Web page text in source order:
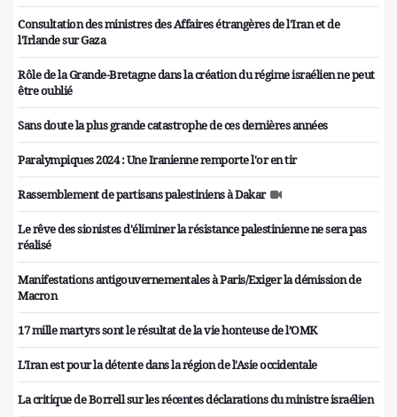
Consultation des ministres des Affaires étrangères de l'Iran et de
l'Irlande sur Gaza
Rôle de la Grande-Bretagne dans la création du régime israélien ne peut
être oublié
Sans doute la plus grande catastrophe de ces dernières années
Paralympiques 2024 : Une Iranienne remporte l'or en tir
Rassemblement de partisans palestiniens à Dakar
Le rêve des sionistes d'éliminer la résistance palestinienne ne sera pas
réalisé
Manifestations antigouvernementales à Paris/Exiger la démission de
Macron
17 mille martyrs sont le résultat de la vie honteuse de l’OMK
L'Iran est pour la détente dans la région de l'Asie occidentale
La critique de Borrell sur les récentes déclarations du ministre israélien